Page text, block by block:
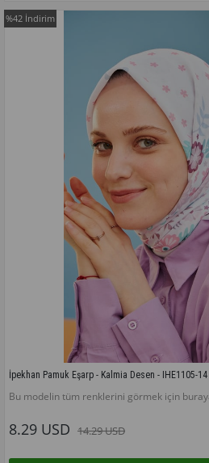
İpekhan Pamuk Eşarp - Kalmia Desen - IHE1105-14
Bu modelin tüm renklerini görmek için buraya
8.29 USD 14.29 USD
%42 İndirim